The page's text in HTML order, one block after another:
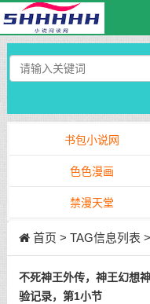
书包小说网
色色漫画
禁漫天堂
首页 > TAG信息列表
不死神王外传，神王幻想
验记录，第1小节